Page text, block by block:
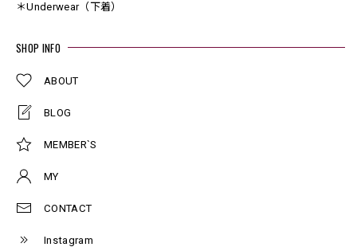
＊Underwear（下着）
SHOP INFO
ABOUT
BLOG
MEMBER`S
MY
CONTACT
Instagram